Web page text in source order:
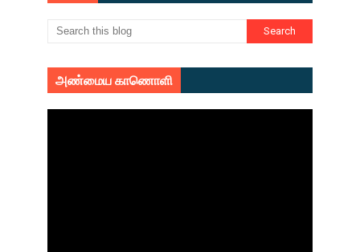
அண்மைய காணொளி